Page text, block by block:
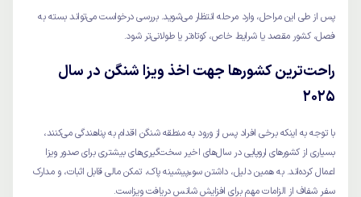
پس از طی این مراحل، وارد مرحله انتظار می‌شوید. بررسی درخواست می‌تواند بسته به
فصل، کشور مقصد یا شرایط خاص، کوتاه‌تر یا طولانی‌تر شود.
راحت‌ترین کشور‌ها جهت اخذ ویزا شنگن در سال
2025
با توجه به اینکه برخی افراد پس از ورود به منطقه شنگن اقدام به پناهندگی می‌کنند،
بسیاری از کشورهای اروپایی در سال‌های اخیر سخت‌گیری‌های بیشتری برای صدور ویزا
اعمال کرده‌اند. به همین دلیل، داشتن سوءپیشینه پاک، تمکن مالی قابل اثبات، و مدارک
سفر شفاف از الزامات مهم برای افزایش شانس دریافت ویزاست.